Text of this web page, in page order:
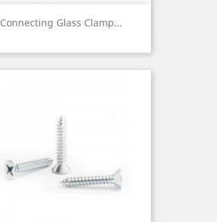
Connecting Glass Clamp...